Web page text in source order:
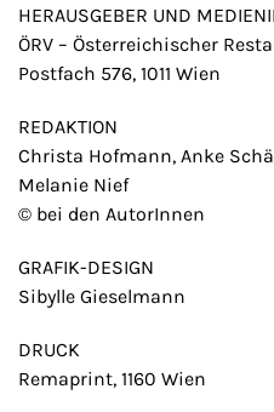
HERAUSGEBER UND
ÖRV – Österreichischer
Postfach 576, 1011 Wien
REDAKTION
Christa Hofmann, Anke
Melanie Nief
© bei den AutorInnen
GRAFIK-DESIGN
Sibylle Gieselmann
DRUCK
Remaprint, 1160 Wien